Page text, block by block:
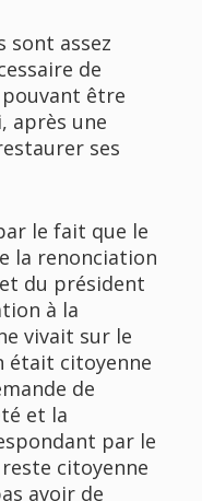
sont assez
de
être
après une
ses
le fait que le
la renonciation
du président
à la
vivait sur le
était citoyenne
de
et la
par le
citoyenne
avoir de